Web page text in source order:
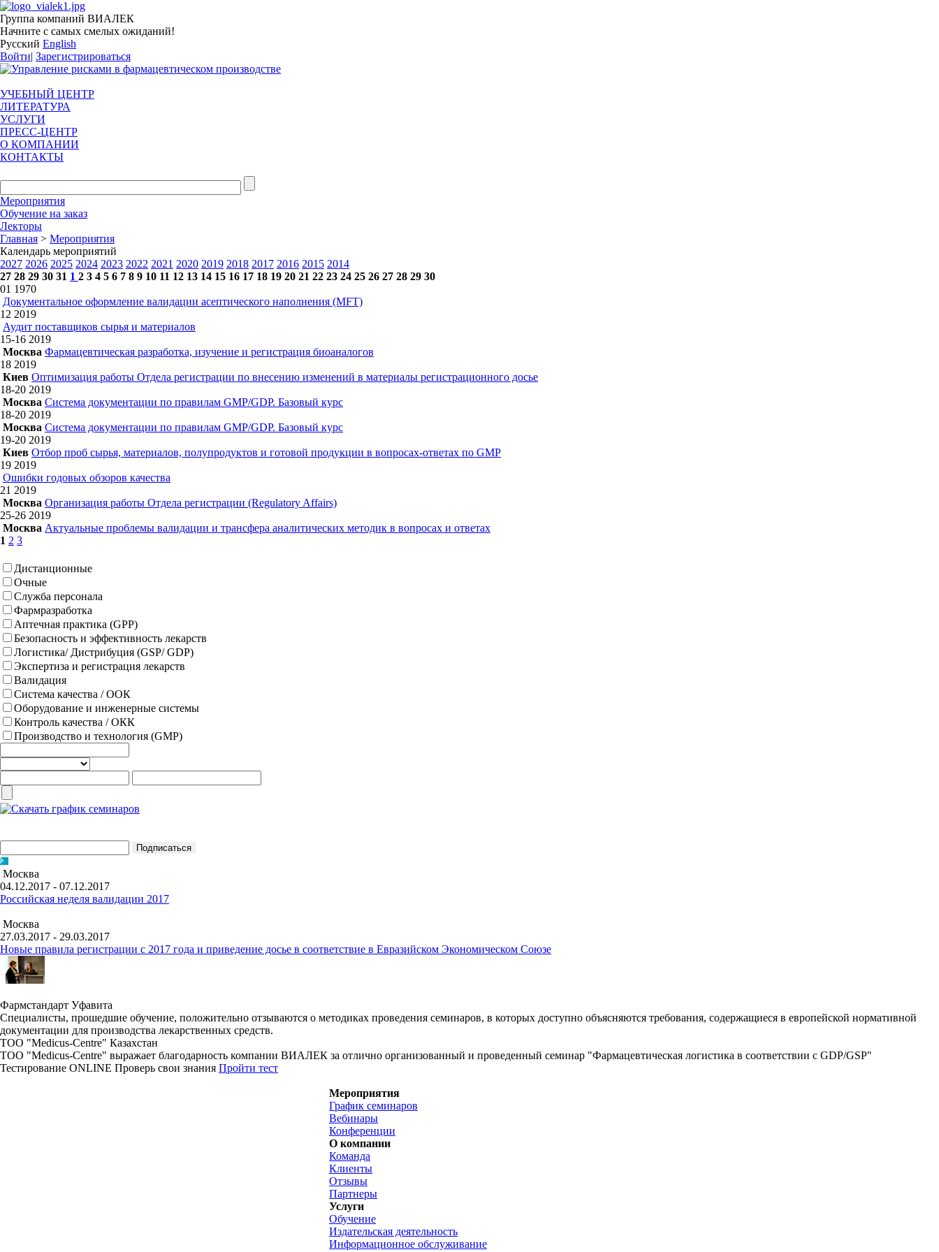
Группа компаний ВИАЛЕК
Начните с самых смелых ожиданий!
Русский English
Войти| Зарегистрироваться
УЧЕБНЫЙ ЦЕНТР
ЛИТЕРАТУРА
УСЛУГИ
ПРЕСС-ЦЕНТР
О КОМПАНИИ
КОНТАКТЫ
Мероприятия
Обучение на заказ
Лекторы
Главная > Мероприятия
Календарь мероприятий
2027 2026 2025 2024 2023 2022 2021 2020 2019 2018 2017 2016 2015 2014
27 28 29 30 31 1 2 3 4 5 6 7 8 9 10 11 12 13 14 15 16 17 18 19 20 21 22 23 24 25 26 27 28 29 30
01 1970
Документальное оформление валидации асептического наполнения (MFT)
12 2019
Аудит поставщиков сырья и материалов
15-16 2019
Москва Фармацевтическая разработка, изучение и регистрация биоаналогов
18 2019
Киев Оптимизация работы Отдела регистрации по внесению изменений в материалы регистрационного досье
18-20 2019
Москва Система документации по правилам GMP/GDP. Базовый курс
18-20 2019
Москва Система документации по правилам GMP/GDP. Базовый курс
19-20 2019
Киев Отбор проб сырья, материалов, полупродуктов и готовой продукции в вопросах-ответах по GMP
19 2019
Ошибки годовых обзоров качества
21 2019
Москва Организация работы Отдела регистрации (Regulatory Affairs)
25-26 2019
Москва Актуальные проблемы валидации и трансфера аналитических методик в вопросах и ответах
1 2 3
Дистанционные
Очные
Служба персонала
Фармразработка
Аптечная практика (GPP)
Безопасность и эффективность лекарств
Логистика/ Дистрибуция (GSP/ GDP)
Экспертиза и регистрация лекарств
Валидация
Система качества / ООК
Оборудование и инженерные системы
Контроль качества / ОКК
Производство и технология (GMP)
Москва
04.12.2017 - 07.12.2017
Российская неделя валидации 2017
Москва
27.03.2017 - 29.03.2017
Новые правила регистрации c 2017 года и приведение досье в соответствие в Евразийском Экономическом Союзе
Фармстандарт Уфавита
Специалисты, прошедшие обучение, положительно отзываются о методиках проведения семинаров, в которых доступно объясняются требования, содержащиеся в европейской нормативной
документации для производства лекарственных средств.
ТОО "Medicus-Centre" Казахстан
ТОО "Medicus-Centre" выражает благодарность компании ВИАЛЕК за отлично организованный и проведенный семинар "Фармацевтическая логистика в соответствии с GDP/GSP"
Тестирование ONLINE Проверь свои знания Пройти тест
Мероприятия
График семинаров
Вебинары
Конференции
О компании
Команда
Клиенты
Отзывы
Партнеры
Услуги
Обучение
Издательская деятельность
Информационное обслуживание